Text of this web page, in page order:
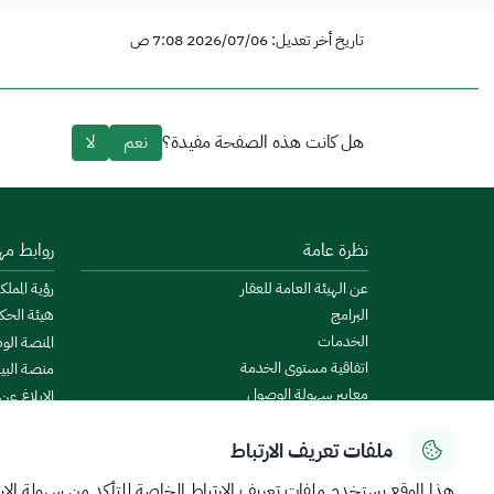
ملفات تعريف الارتباط
تاريخ أخر تعديل: 2026/07/06 7:08 ص
هل كانت هذه الصفحة مفيدة؟ نعم لا
نظرة عامة
عن الهيئة العامة للعقار
البرامج
الخدمات
اتفاقية مستوى الخدمة
معايير سهولة الوصول
الروزنامة العقارية
روابط
رؤية
هيئة
المنصة
منصة
الإبلاغ